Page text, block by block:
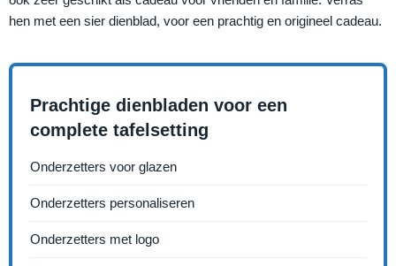
hen met een sier dienblad, voor een prachtig en origineel cadeau.
Prachtige dienbladen voor een
complete tafelsetting
Onderzetters voor glazen
Onderzetters personaliseren
Onderzetters met logo